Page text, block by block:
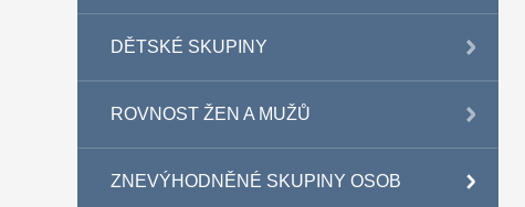
DĚTSKÉ SKUPINY
ROVNOST ŽEN A MUŽŮ
ZNEVÝHODNĚNÉ SKUPINY OSOB